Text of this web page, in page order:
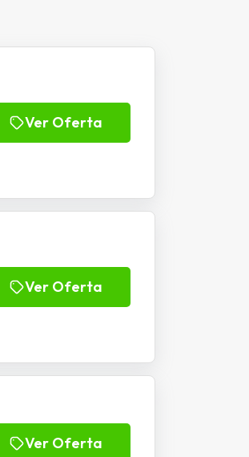
Ver Oferta
Ver Oferta
Ver Oferta